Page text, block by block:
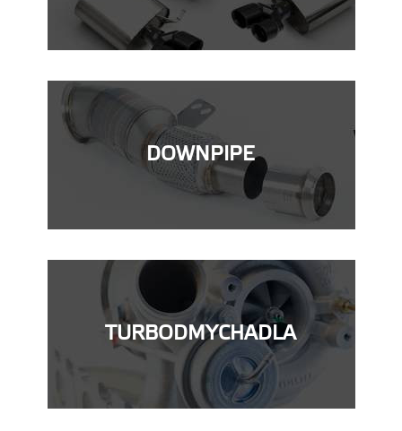
DOWNPIPE
TURBODMYCHADLA